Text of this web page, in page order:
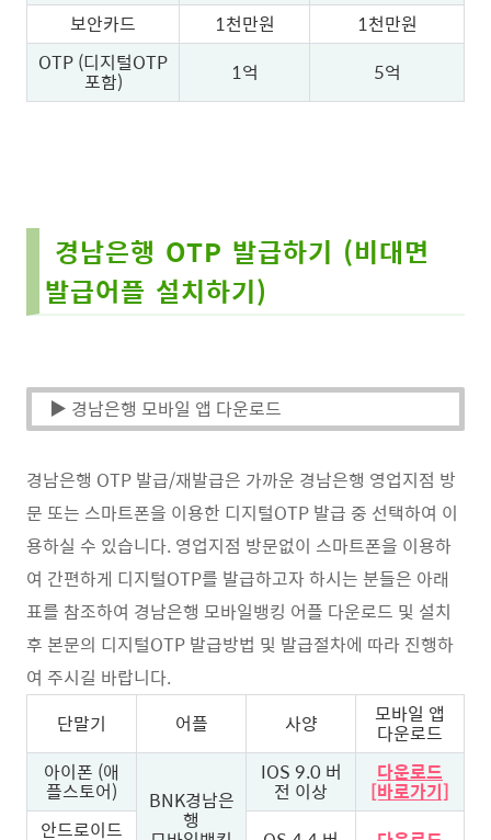
보안카드
1천만원
1천만원
OTP (디지털OTP
포함) 1억 5억
경남은행 OTP 발급하기 (비대면
발급어플 설치하기)
▶ 경남은행 모바일 앱 다운로드
경남은행 OTP 발급/재발급은 가까운 경남은행 영업지점 방
문 또는 스마트폰을 이용한 디지털OTP 발급 중 선택하여 이
용하실 수 있습니다. 영업지점 방문없이 스마트폰을 이용하
여 간편하게 디지털OTP를 발급하고자 하시는 분들은 아래
표를 참조하여 경남은행 모바일뱅킹 어플 다운로드 및 설치
후 본문의 디지털OTP 발급방법 및 발급절차에 따라 진행하
여 주시길 바랍니다.
단말기
어플 사양 모바일 앱
다운로드
아이폰 (애
플스토어) BNK경남은
행
IOS 9.0 버
전 이상
다운로드
[바로가기]
안드로이드